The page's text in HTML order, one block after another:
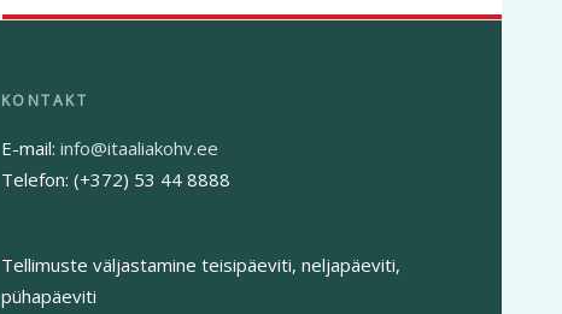
E-mail: info@itaaliakohv.ee
Telefon: (+372) 53 44 8888
Tellimuste väljastamine teisipäeviti, neljapäeviti,
pühapäeviti